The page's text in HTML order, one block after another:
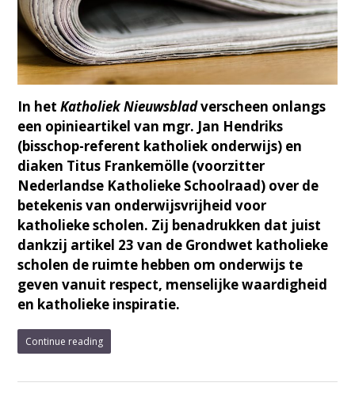
In hetKatholiek Nieuwsbladverscheen onlangs
een opinieartikel van mgr. Jan Hendriks
(bisschop-referent katholiek onderwijs) en
diaken Titus Frankemölle (voorzitter
Nederlandse Katholieke Schoolraad) over de
betekenis van onderwijsvrijheid voor
katholieke scholen. Zij benadrukken dat juist
dankzij artikel 23 van de Grondwet katholieke
scholen de ruimte hebben om onderwijs te
geven vanuit respect, menselijke waardigheid
en katholieke inspiratie.
Continue reading